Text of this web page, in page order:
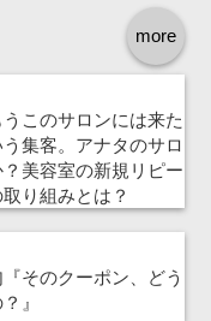
more
このサロンには来た
集客。アナタのサロ
美容室の新規リピー
り組みとは？
そのクーポン、どう
』